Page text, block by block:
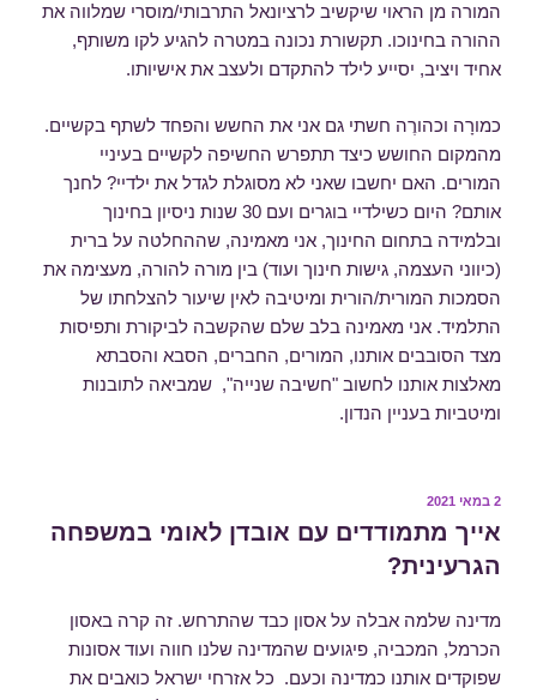
המורה מן הראוי שיקשיב לרציונאל התרבותי/מוסרי שמלווה את
ההורה בחינוכו. תקשורת נכונה במטרה להגיע לקו משותף,
אחיד ויציב, יסייע לילד להתקדם ולעצב את אישיותו.
כמורָה וכהורֶה חשתי גם אני את החשש והפחד לשתף בקשיים.
מהמקום החושש כיצד תתפרש החשיפה לקשיים בעיניי
המורים. האם יחשבו שאני לא מסוגלת לגדל את ילדיי? לחנך
אותם? היום כשילדיי בוגרים ועם 30 שנות ניסיון בחינוך
ובלמידה בתחום החינוך, אני מאמינה, שההחלטה על ברית
(כיווני העצמה, גישות חינוך ועוד) בין מורה להורה, מעצימה את
הסמכות המורית/הורית ומיטיבה לאין שיעור להצלחתו של
התלמיד. אני מאמינה בלב שלם שהקשבה לביקורת ותפיסות
מצד הסובבים אותנו, המורים, החברים, הסבא והסבתא
מאלצות אותנו לחשוב "חשיבה שנייה", שמביאה לתובנות
ומיטביות בעניין הנדון.
פורסם
2 במאי 2021
אייך מתמודדים עם אובדן לאומי במשפחה
הגרעינית?
מדינה שלמה אבלה על אסון כבד שהתרחש. זה קרה באסון
הכרמל, המכביה, פיגועים שהמדינה שלנו חווה ועוד אסונות
שפוקדים אותנו כמדינה וכעם. כל אזרחי ישראל כואבים את